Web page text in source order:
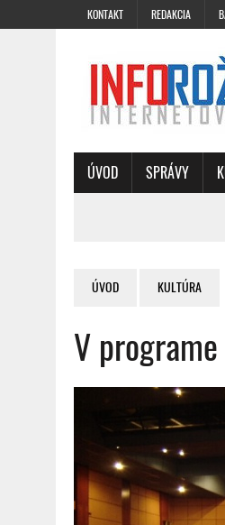
KONTAKT REDAKCIA
ÚVOD SPRÁVY
ÚVOD KULTÚRA
V